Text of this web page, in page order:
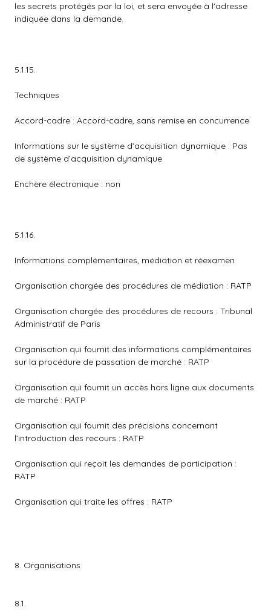
les secrets protégés par la loi, et sera envoyée à l'adresse
indiquée dans la demande.
5.1.15.
Techniques
Accord-cadre : Accord-cadre, sans remise en concurrence
Informations sur le système d’acquisition dynamique : Pas
de système d’acquisition dynamique
Enchère électronique : non
5.1.16.
Informations complémentaires, médiation et réexamen
Organisation chargée des procédures de médiation : RATP
Organisation chargée des procédures de recours : Tribunal
Administratif de Paris
Organisation qui fournit des informations complémentaires
sur la procédure de passation de marché : RATP
Organisation qui fournit un accès hors ligne aux documents
de marché : RATP
Organisation qui fournit des précisions concernant
l’introduction des recours : RATP
Organisation qui reçoit les demandes de participation :
RATP
Organisation qui traite les offres : RATP
8. Organisations
8.1.